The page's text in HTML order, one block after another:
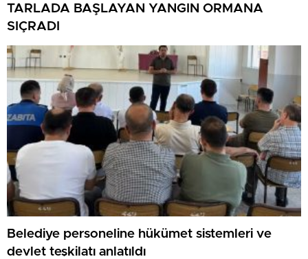
TARLADA BAŞLAYAN YANGIN ORMANA
SIÇRADI
Belediye personeline hükümet sistemleri ve
devlet teşkilatı anlatıldı